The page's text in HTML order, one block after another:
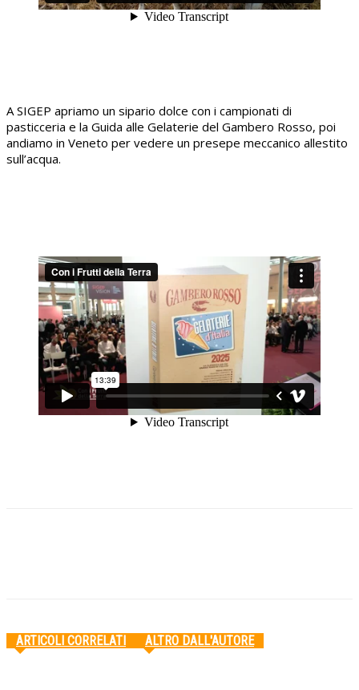
A SIGEP apriamo un sipario dolce con i campionati di
pasticceria e la Guida alle Gelaterie del Gambero Rosso, poi
andiamo in Veneto per vedere un presepe meccanico allestito
sull’acqua.
ARTICOLI CORRELATI ALTRO DALL'AUTORE